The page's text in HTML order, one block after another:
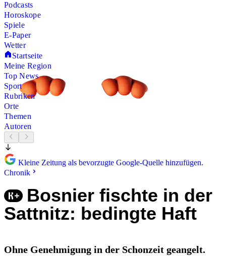
Podcasts
Horoskope
Spiele
E-Paper
Wetter
Startseite
Meine Region
Top News
Sport
Rubriken
Orte
Themen
Autoren
Kleine Zeitung als bevorzugte Google-Quelle hinzufügen.
Chronik
Bosnier fischte in der
Sattnitz: bedingte Haft
Ohne Genehmigung in der Schonzeit geangelt.